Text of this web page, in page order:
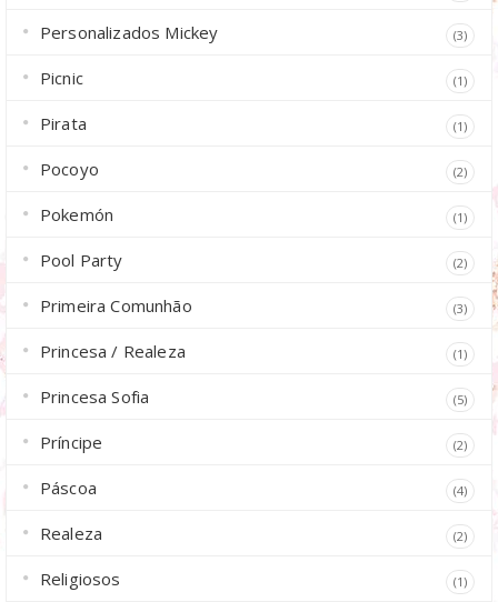
Personalizados Mickey (3)
Picnic (1)
Pirata (1)
Pocoyo (2)
Pokemón (1)
Pool Party (2)
Primeira Comunhão (3)
Princesa / Realeza (1)
Princesa Sofia (5)
Príncipe (2)
Páscoa (4)
Realeza (2)
Religiosos (1)